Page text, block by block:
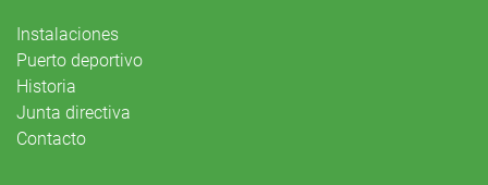
Instalaciones
Puerto deportivo
Historia
Junta directiva
Contacto